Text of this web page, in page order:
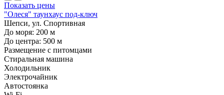
Показать цены
"Олеся" таунхаус под-ключ
Шепси, ул. Спортивная
До моря: 200 м
До центра: 500 м
Размещение с питомцами
Стиральная машина
Холодильник
Электрочайник
Автостоянка